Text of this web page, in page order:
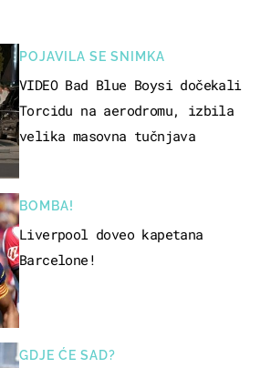
POJAVILA SE SNIMKA
VIDEO Bad Blue Boysi dočekali
Torcidu na aerodromu, izbila
velika masovna tučnjava
BOMBA!
Liverpool doveo kapetana
Barcelone!
GDJE ĆE SAD?